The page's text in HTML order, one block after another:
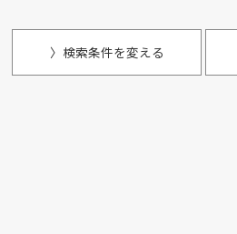
〉検索条件を変える